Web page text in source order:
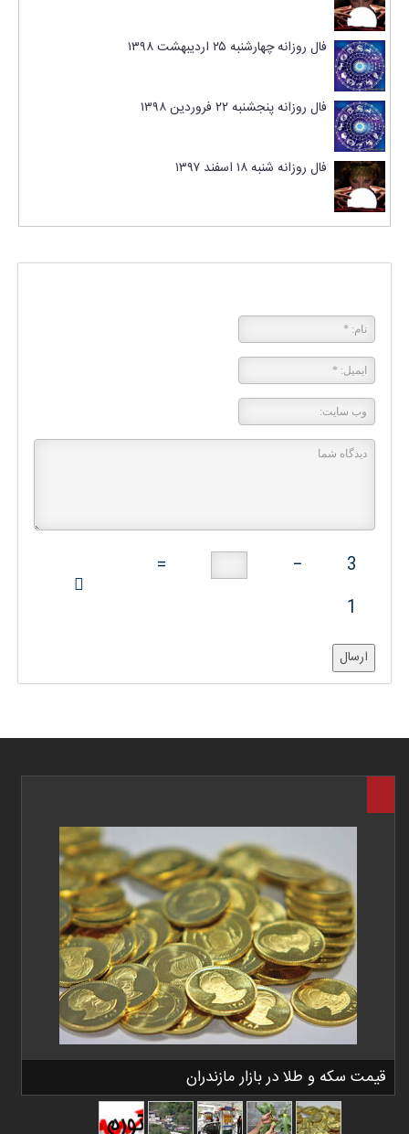
فال روزانه چهارشنبه ۲۵ اردیبهشت ۱۳۹۸
فال روزانه پنجشنبه ۲۲ فروردین ۱۳۹۸
فال روزانه شنبه ۱۸ اسفند ۱۳۹۷
3
−
=
1
ارسال
قیمت سکه و طلا در بازار مازندران